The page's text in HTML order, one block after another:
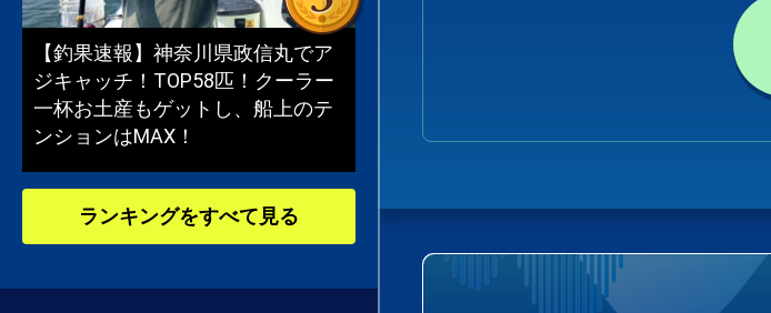
【釣果速報】神奈川県政信丸でア
ジキャッチ！TOP58匹！クーラー
一杯お土産もゲットし、船上のテ
ンションはMAX！
ランキングをすべて見る